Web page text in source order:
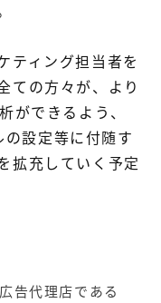
ティング担当者を
ての方々が、より
ができるよう、
設定等に付随す
拡充していく予定
告代理店である